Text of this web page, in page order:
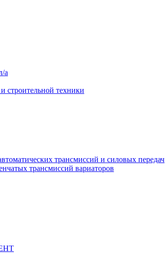
а
строительной техники
трансмиссий и силовых передач
трансмиссий вариаторов